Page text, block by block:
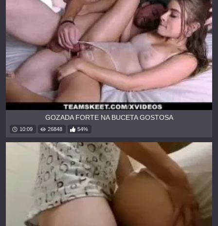
GOZADA FORTE NA BUCETA GOSTOSA
10:09 26848 54%